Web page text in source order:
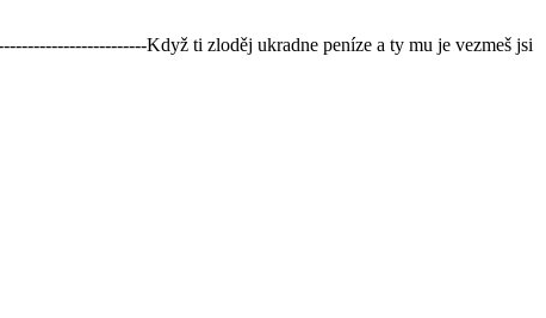
Když ti zloděj ukradne peníze a ty mu je vezmeš jsi